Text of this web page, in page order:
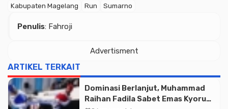
Kabupaten Magelang
Run Sumarno
Penulis: Fahroji
Advertisment
ARTIKEL TERKAIT
Dominasi Berlanjut, Muhammad
Raihan Fadila Sabet Emas Kyorugi